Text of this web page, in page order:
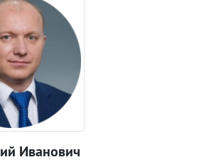
Иванович